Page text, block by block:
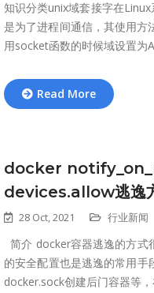
知识分类unix域套接字在
是为了进程间通信，其使用
用socket函数的时候域设置为
Read More
docker
devices.allow逃逸
28 Oct, 2021 行业新闻
简介 docker容器逃逸的方式
的安全配置也是逃逸的常用
docker.sock创建后门容器等，